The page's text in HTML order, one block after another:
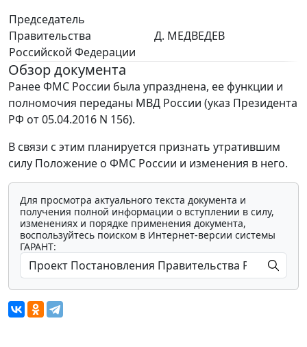
Председатель
Правительства
Российской Федерации
Д. МЕДВЕДЕВ
Обзор документа
Ранее ФМС России была упразднена, ее функции и
полномочия переданы МВД России (указ Президента
РФ от 05.04.2016 N 156).
В связи с этим планируется признать утратившим
силу Положение о ФМС России и изменения в него.
Для просмотра актуального текста документа и
получения полной информации о вступлении в силу,
изменениях и порядке применения документа,
воспользуйтесь поиском в Интернет-версии системы
ГАРАНТ: